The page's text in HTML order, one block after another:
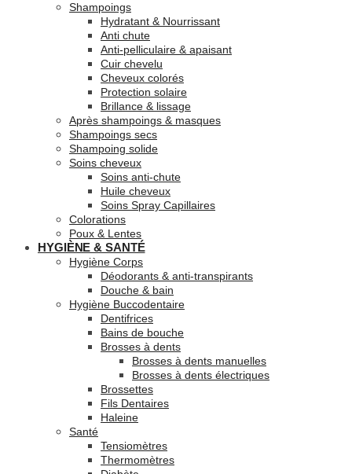
Shampoings
Hydratant & Nourrissant
Anti chute
Anti-pelliculaire & apaisant
Cuir chevelu
Cheveux colorés
Protection solaire
Brillance & lissage
Après shampoings & masques
Shampoings secs
Shampoing solide
Soins cheveux
Soins anti-chute
Huile cheveux
Soins Spray Capillaires
Colorations
Poux & Lentes
HYGIÈNE & SANTÉ
Hygiène Corps
Déodorants & anti-transpirants
Douche & bain
Hygiène Buccodentaire
Dentifrices
Bains de bouche
Brosses à dents
Brosses à dents manuelles
Brosses à dents électriques
Brossettes
Fils Dentaires
Haleine
Santé
Tensiomètres
Thermomètres